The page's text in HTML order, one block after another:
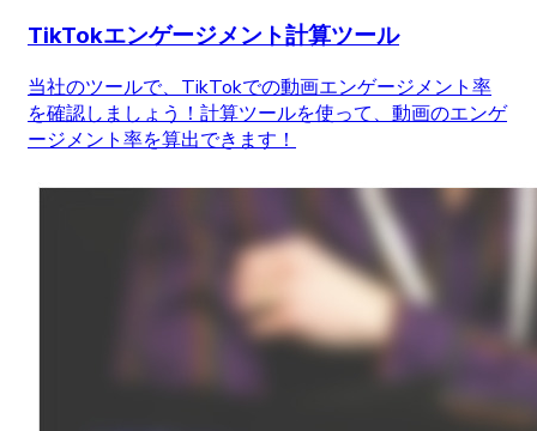
TikTokエンゲージメント計算ツール
当社のツールで、TikTokでの動画エンゲージメント率
を確認しましょう！計算ツールを使って、動画のエンゲ
ージメント率を算出できます！